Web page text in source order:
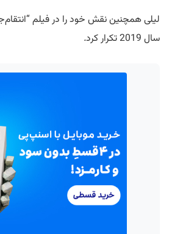
لیلی همچنین نقش خود را در فیلم
سال 2019 تکرار کرد
.